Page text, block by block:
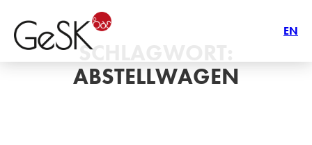
EN
SCHLAGWORT:
ABSTELLWAGEN